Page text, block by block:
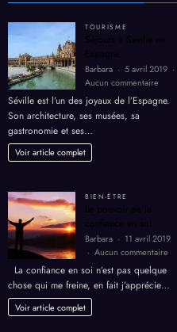
TOURISME
Séjours à Séville en
Espagne.
Barbara
5 avril 2019
Aucun commentaire
Séville est l’un des joyaux de l’Espagne.
Son architecture, ses musées, sa
gastronomie et ses…
Voir article complet
BIEN-ËTRE
Le pouvoir de la
confiance en soi
Barbara
11 avril 2019
Aucun commentaire
de
La confiance en soi n’est pas quelque
chose qui me freine, en fait j’apprécie…
Voir article complet